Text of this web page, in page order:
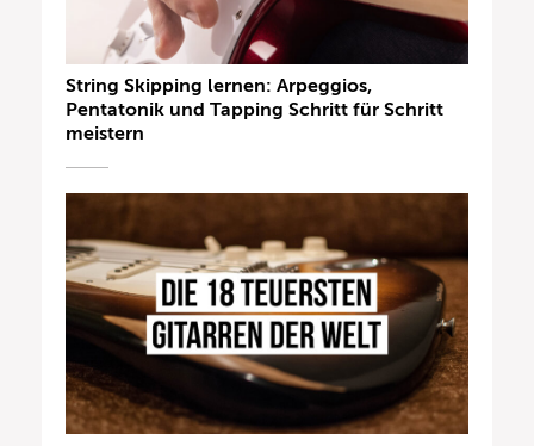
String Skipping lernen: Arpeggios,
Pentatonik und Tapping Schritt für Schritt
meistern